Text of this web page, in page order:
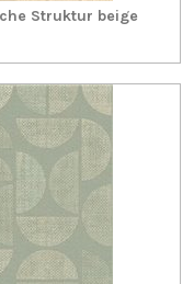
Struktur beige